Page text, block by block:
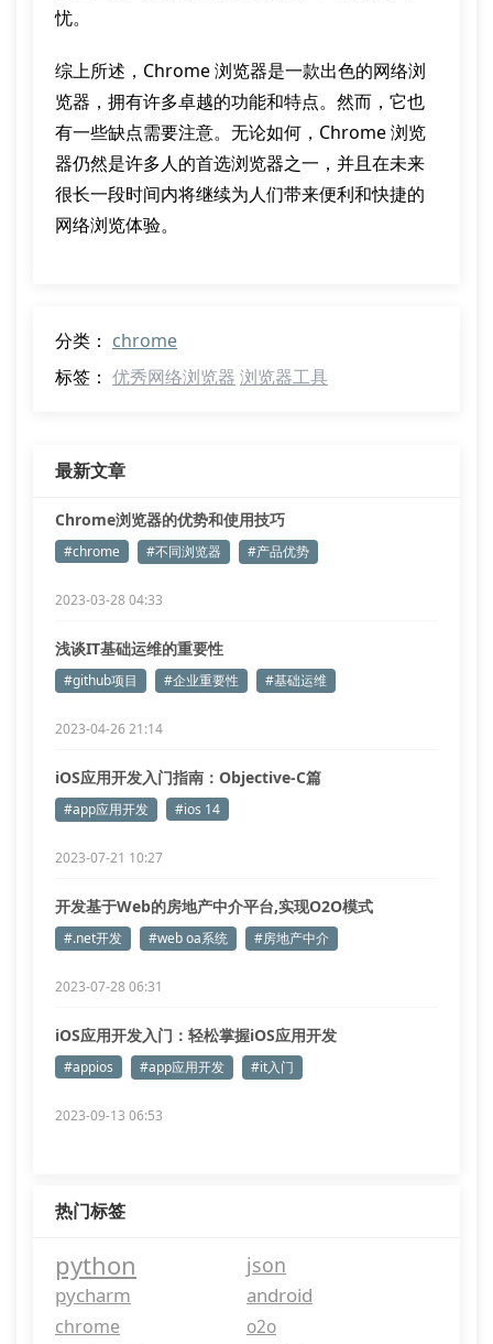
忧。
综上所述，Chrome 浏览器是一款出色的网络浏
览器，拥有许多卓越的功能和特点。然而，它也
有一些缺点需要注意。无论如何，Chrome 浏览
器仍然是许多人的首选浏览器之一，并且在未来
很长一段时间内将继续为人们带来便利和快捷的
网络浏览体验。
分类： chrome
标签： 优秀网络浏览器 浏览器工具
最新文章
Chrome浏览器的优势和使用技巧
#chrome #不同浏览器 #产品优势
2023-03-28 04:33
浅谈IT基础运维的重要性
#github项目 #企业重要性 #基础运维
2023-04-26 21:14
iOS应用开发入门指南：Objective-C篇
#app应用开发 #ios 14
2023-07-21 10:27
开发基于Web的房地产中介平台,实现O2O模式
#.net开发 #web oa系统 #房地产中介
2023-07-28 06:31
iOS应用开发入门：轻松掌握iOS应用开发
#appios #app应用开发 #it入门
2023-09-13 06:53
热门标签
python json
pycharm android
chrome
o2o